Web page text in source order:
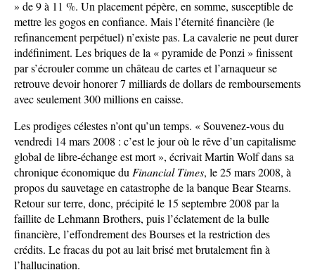
» de 9 à 11 %. Un placement pépère, en somme, susceptible de
mettre les gogos en confiance. Mais l’éternité financière (le
refinancement perpétuel) n’existe pas. La cavalerie ne peut durer
indéfiniment. Les briques de la « pyramide de Ponzi » finissent
par s’écrouler comme un château de cartes et l’arnaqueur se
retrouve devoir honorer 7 milliards de dollars de remboursements
avec seulement 300 millions en caisse.
Les prodiges célestes n’ont qu’un temps. « Souvenez-vous du
vendredi 14 mars 2008 : c’est le jour où le rêve d’un capitalisme
global de libre-échange est mort », écrivait Martin Wolf dans sa
chronique économique du Financial Times, le 25 mars 2008, à
propos du sauvetage en catastrophe de la banque Bear Stearns.
Retour sur terre, donc, précipité le 15 septembre 2008 par la
faillite de Lehmann Brothers, puis l’éclatement de la bulle
financière, l’effondrement des Bourses et la restriction des
crédits. Le fracas du pot au lait brisé met brutalement fin à
l’hallucination.